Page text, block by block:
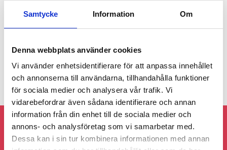
Samtycke Information Om
Denna webbplats använder cookies
Vi använder enhetsidentifierare för att anpassa innehållet
och annonserna till användarna, tillhandahålla funktioner
för sociala medier och analysera vår trafik. Vi
vidarebefordrar även sådana identifierare och annan
information från din enhet till de sociala medier och
annons- och analysföretag som vi samarbetar med.
Dessa kan i sin tur kombinera informationen med annan
För personer över 70 år rekommenderas att inte
utsätta sig för stora folksamlingar, eller platser där
lokaler där det vistas många människor samtidigt.
Följ gärna 55Plus Landskrona på sociala
medier!